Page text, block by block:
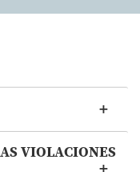
VIOLACIONES